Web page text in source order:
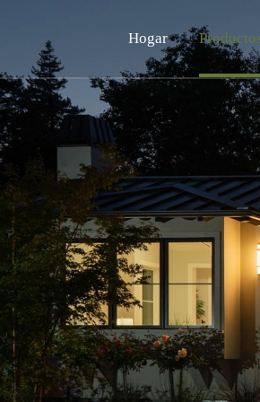
Hogar
Paquete de baterías
ESS residencial
C&I ESS
Sobre nosotros
Perfil de la empresa
Hitos
Ventajas
Control de calidad
Sea un socio